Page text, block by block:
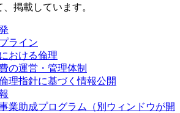
掲載しています。
ライン
おける倫理
の運営・管理体制
理指針に基づく情報公開
業助成プログラム
（別ウィンドウが開